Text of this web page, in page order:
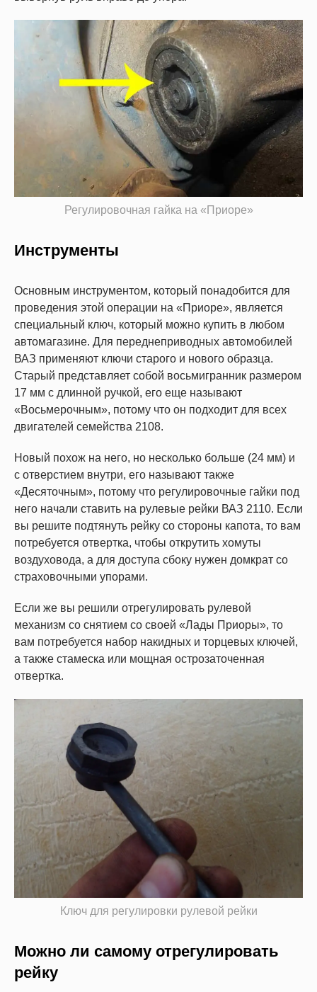
Регулировочная гайка на «Приоре»
Инструменты
Основным инструментом, который понадобится для
проведения этой операции на «Приоре», является
специальный ключ, который можно купить в любом
автомагазине. Для переднеприводных автомобилей
ВАЗ применяют ключи старого и нового образца.
Старый представляет собой восьмигранник размером
17 мм с длинной ручкой, его еще называют
«Восьмерочным», потому что он подходит для всех
двигателей семейства 2108.
Новый похож на него, но несколько больше (24 мм) и
с отверстием внутри, его называют также
«Десяточным», потому что регулировочные гайки под
него начали ставить на рулевые рейки ВАЗ 2110. Если
вы решите подтянуть рейку со стороны капота, то вам
потребуется отвертка, чтобы открутить хомуты
воздуховода, а для доступа сбоку нужен домкрат со
страховочными упорами.
Если же вы решили отрегулировать рулевой
механизм со снятием со своей «Лады Приоры», то
вам потребуется набор накидных и торцевых ключей,
а также стамеска или мощная острозаточенная
отвертка.
Ключ для регулировки рулевой рейки
Можно ли самому отрегулировать
рейку